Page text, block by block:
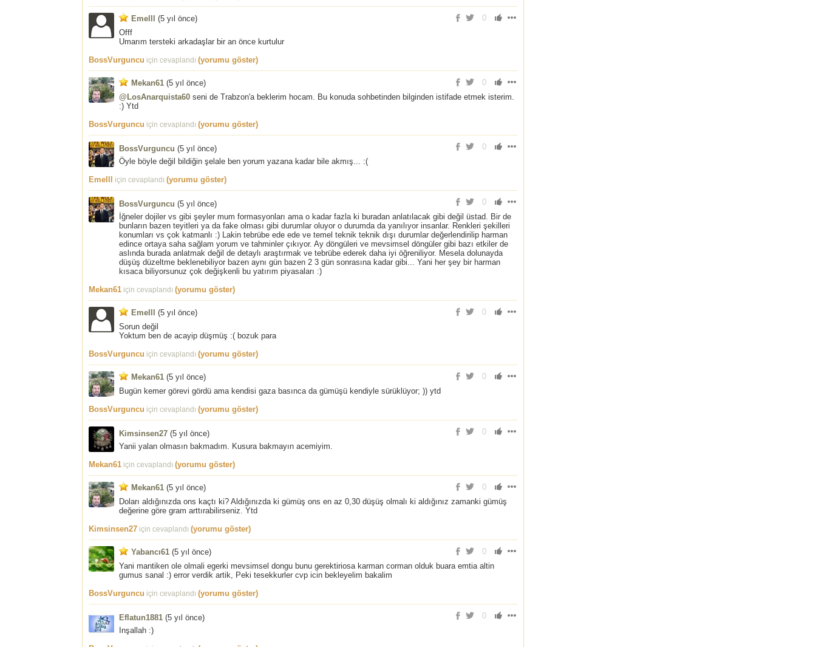
0
Emelll (5 yıl önce)
Offf
Umarım tersteki arkadaşlar bir an önce kurtulur
BossVurguncu için cevaplandı (yorumu göster)
0
Mekan61 (5 yıl önce)
@LosAnarquista60 seni de Trabzon'a beklerim hocam. Bu konuda sohbetinden bilginden istifade etmek isterim.
:) Ytd
BossVurguncu için cevaplandı (yorumu göster)
0
BossVurguncu (5 yıl önce)
Öyle böyle değil bildiğin şelale ben yorum yazana kadar bile akmış... :(
Emelll
için cevaplandı (yorumu göster)
0
BossVurguncu (5 yıl önce)
İğneler dojiler vs gibi şeyler mum formasyonları ama o kadar fazla ki buradan anlatılacak gibi değil üstad. Bir de
bunların bazen teyitleri ya da fake olması gibi durumlar oluyor o durumda da yanılıyor insanlar. Renkleri şekilleri
konumları vs çok katmanlı :) Lakin tebrübe ede ede ve temel teknik teknik dışı durumlar değerlendirilip harman
edince ortaya saha sağlam yorum ve tahminler çıkıyor. Ay döngüleri ve mevsimsel döngüler gibi bazı etkiler de
aslında burada anlatmak değil de detaylı araştırmak ve tebrübe ederek daha iyi öğreniliyor. Mesela dolunayda
düşüş düzeltme beklenebiliyor bazen aynı gün bazen 2 3 gün sonrasına kadar gibi... Yani her şey bir harman
kısaca biliyorsunuz çok değişkenli bu yatırım piyasaları :)
Mekan61 için cevaplandı (yorumu göster)
0
Emelll (5 yıl önce)
Sorun değil
Yoktum ben de acayip düşmüş :( bozuk para
BossVurguncu için cevaplandı (yorumu göster)
0
Mekan61 (5 yıl önce)
Bugün kemer görevi gördü ama kendisi gaza basınca da gümüşü kendiyle sürüklüyor; )) ytd
BossVurguncu için cevaplandı (yorumu göster)
0
Kimsinsen27 (5 yıl önce)
Yanii yalan olmasın bakmadım. Kusura bakmayın acemiyim.
Mekan61 için cevaplandı (yorumu göster)
0
Mekan61 (5 yıl önce)
Doları aldığınızda ons kaçtı ki? Aldığınızda ki gümüş ons en az 0,30 düşüş olmalı ki aldığınız zamanki gümüş
değerine göre gram arttırabilirseniz. Ytd
Kimsinsen27 için cevaplandı (yorumu göster)
0
Yabancı61 (5 yıl önce)
Yani mantiken ole olmali egerki mevsimsel dongu bunu gerektiriosa karman corman olduk buara emtia altin
gumus sanal :) error verdik artik, Peki tesekkurler cvp icin bekleyelim bakalim
BossVurguncu için cevaplandı (yorumu göster)
0
Eflatun1881 (5 yıl önce)
Inşallah :)